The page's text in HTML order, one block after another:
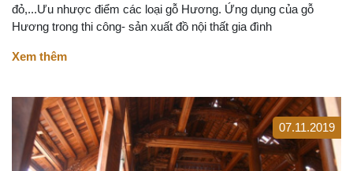
đỏ,...Ưu nhược điểm các loại gỗ Hương. Ứng dụng của gỗ
Hương trong thi công- sản xuất đồ nội thất gia đình
Xem thêm
07.11.2019